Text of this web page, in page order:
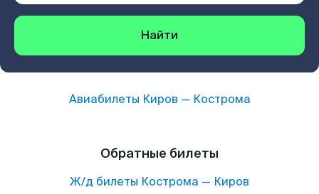
Найти
Авиабилеты Киров — Кострома
Обратные билеты
Ж/д билеты Кострома — Киров